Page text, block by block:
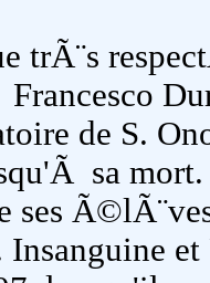
trÃ¨s
de S.
sa
ses
et